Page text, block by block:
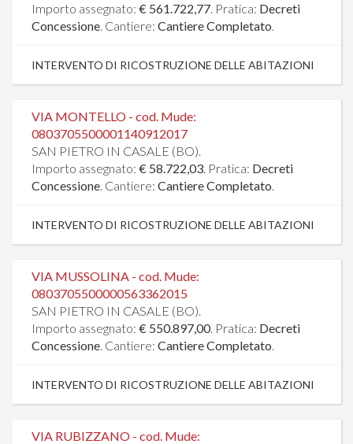
Importo assegnato: € 561.722,77. Pratica: Decreti
Concessione. Cantiere: Cantiere Completato.
INTERVENTO DI RICOSTRUZIONE DELLE ABITAZIONI
VIA MONTELLO - cod. Mude:
0803705500001140912017
SAN PIETRO IN CASALE (BO).
Importo assegnato: € 58.722,03. Pratica: Decreti
Concessione. Cantiere: Cantiere Completato.
INTERVENTO DI RICOSTRUZIONE DELLE ABITAZIONI
VIA MUSSOLINA - cod. Mude:
0803705500000563362015
SAN PIETRO IN CASALE (BO).
Importo assegnato: € 550.897,00. Pratica: Decreti
Concessione. Cantiere: Cantiere Completato.
INTERVENTO DI RICOSTRUZIONE DELLE ABITAZIONI
VIA RUBIZZANO - cod. Mude: